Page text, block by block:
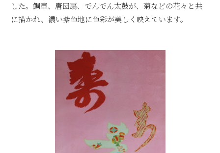
した。鯛車、唐団扇、でんでん太鼓が、菊などの花々と共
に描かれ、濃い紫色地に色彩が美しく映えています。